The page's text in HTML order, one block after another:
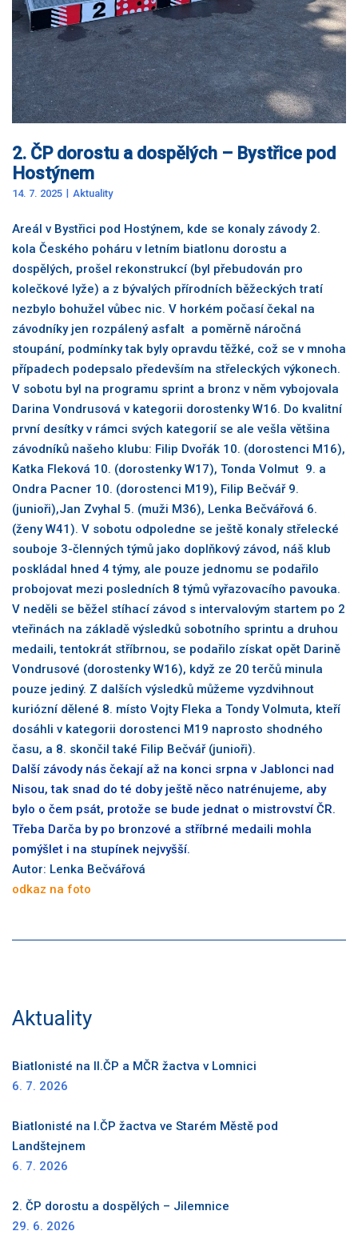
2. ČP dorostu a dospělých – Bystřice pod
Hostýnem
14. 7. 2025 Aktuality
Areál v Bystřici pod Hostýnem, kde se konaly závody 2.
kola Českého poháru v letním biatlonu dorostu a
dospělých, prošel rekonstrukcí (byl přebudován pro
kolečkové lyže) a z bývalých přírodních běžeckých tratí
nezbylo bohužel vůbec nic. V horkém počasí čekal na
závodníky jen rozpálený asfalt a poměrně náročná
stoupání, podmínky tak byly opravdu těžké, což se v mnoha
případech podepsalo především na střeleckých výkonech.
V sobotu byl na programu sprint a bronz v něm vybojovala
Darina Vondrusová v kategorii dorostenky W16. Do kvalitní
první desítky v rámci svých kategorií se ale vešla většina
závodníků našeho klubu: Filip Dvořák 10. (dorostenci M16),
Katka Fleková 10. (dorostenky W17), Tonda Volmut 9. a
Ondra Pacner 10. (dorostenci M19), Filip Bečvář 9.
(junioři),Jan Zvyhal 5. (muži M36), Lenka Bečvářová 6.
(ženy W41). V sobotu odpoledne se ještě konaly střelecké
souboje 3-členných týmů jako doplňkový závod, náš klub
poskládal hned 4 týmy, ale pouze jednomu se podařilo
probojovat mezi posledních 8 týmů vyřazovacího pavouka.
V neděli se běžel stíhací závod s intervalovým startem po 2
vteřinách na základě výsledků sobotního sprintu a druhou
medaili, tentokrát stříbrnou, se podařilo získat opět Darině
Vondrusové (dorostenky W16), když ze 20 terčů minula
pouze jediný. Z dalších výsledků můžeme vyzdvihnout
kuriózní dělené 8. místo Vojty Fleka a Tondy Volmuta, kteří
dosáhli v kategorii dorostenci M19 naprosto shodného
času, a 8. skončil také Filip Bečvář (junioři).
Další závody nás čekají až na konci srpna v Jablonci nad
Nisou, tak snad do té doby ještě něco natrénujeme, aby
bylo o čem psát, protože se bude jednat o mistrovství ČR.
Třeba Darča by po bronzové a stříbrné medaili mohla
pomýšlet i na stupínek nejvyšší.
Autor: Lenka Bečvářová
odkaz na foto
Aktuality
Biatlonisté na II.ČP a MČR žactva v Lomnici
6. 7. 2026
Biatlonisté na I.ČP žactva ve Starém Městě pod
Landštejnem
6. 7. 2026
2. ČP dorostu a dospělých – Jilemnice
29. 6. 2026